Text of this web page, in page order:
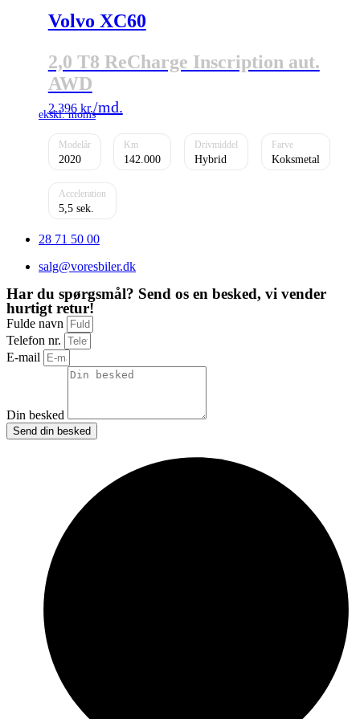
Volvo XC60
2,0 T8 ReCharge Inscription aut.
AWD
2.396 kr.
2020 142.000 Hybrid Koksmetal
5,5
28 71 50 00
salg@voresbiler.dk
Har du spørgsmål? Send os en besked, vi vender
hurtigt retur!
Fulde navn
Telefon nr.
E-mail
Din besked
Send din besked